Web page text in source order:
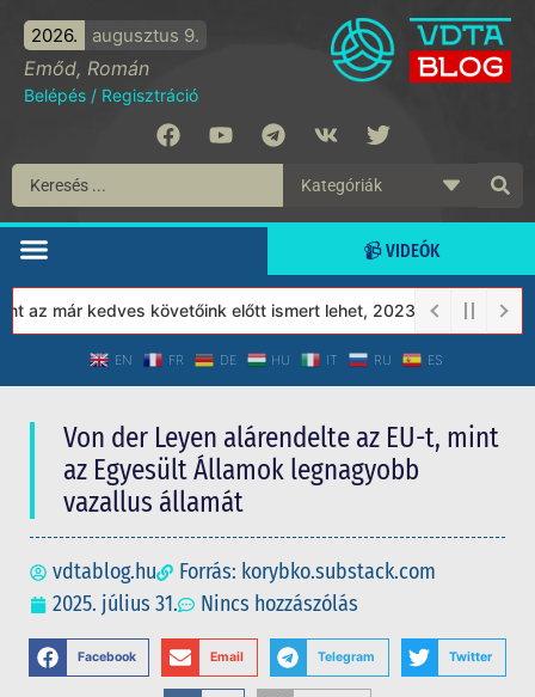
2026. augusztus 9.
Emőd, Román
Belépés / Regisztráció
📹 VIDEÓK
kedves követőink előtt ismert lehet, 2023-tól a Védett
EN FR DE HU IT RU ES
Von der Leyen alárendelte az EU-t, mint
az Egyesült Államok legnagyobb
vazallus államát
vdtablog.hu
Forrás: korybko.substack.com
2025. július 31.
Nincs hozzászólás
Facebook Email Telegram Twitter